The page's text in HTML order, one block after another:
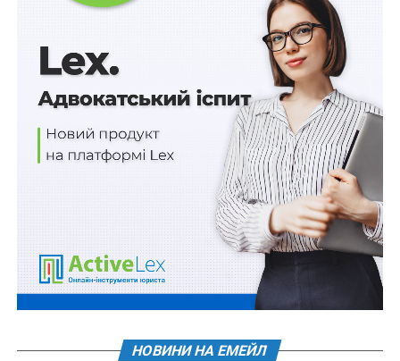
особу. Водночас дані використовуються для
створення фальшивих документів (посвідчень особи,
довіреностей тощо).
Однією з головних цілей зловмисників, які
«викрадають» особистість інших людей, є
заволодіння коштами за допомогою системи
електронного банкінгу установи, з якою жертва має
договір банківського рахунку. Наслідки таких дій і
подальша позиція банків суттєво впливають на долю
людей, чию особистість було вкрадено. Йдеться про
переказ коштів, отримання кредитів на цих людей
або з використанням їх даних.
Щоб відповідно опрацювати це питання, нам потрібні
нашими клієнтами.НОВИНИ НА ЕМЕЙЛ